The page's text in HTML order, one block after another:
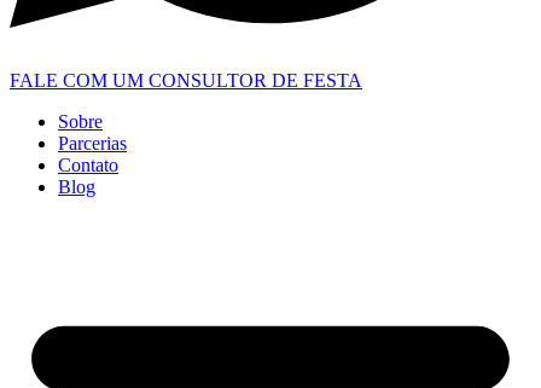
FALE COM UM CONSULTOR DE FESTA
Sobre
Parcerias
Contato
Blog